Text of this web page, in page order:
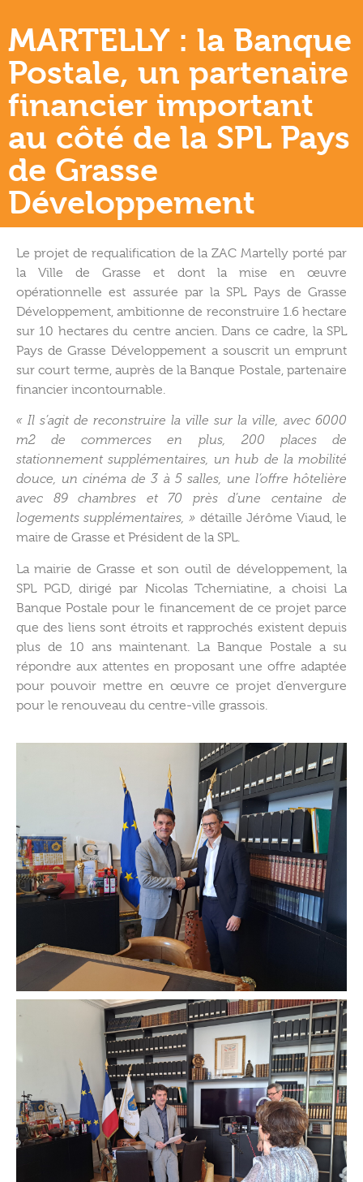
MARTELLY : la Banque
Postale, un partenaire
financier important
au côté de la SPL Pays
de Grasse
Développement
Le projet de requalification de la ZAC Martelly porté par
la Ville de Grasse et dont la mise en œuvre
opérationnelle est assurée par la SPL Pays de Grasse
Développement, ambitionne de reconstruire 1.6 hectare
sur 10 hectares du centre ancien. Dans ce cadre, la SPL
Pays de Grasse Développement a souscrit un emprunt
sur court terme, auprès de la Banque Postale, partenaire
financier incontournable.
« Il s’agit de reconstruire la ville sur la ville, avec 6000
m2 de commerces en plus, 200 places de
stationnement supplémentaires, un hub de la mobilité
douce, un cinéma de 3 à 5 salles, une l’offre hôtelière
avec 89 chambres et 70 près d’une centaine de
logements supplémentaires, » détaille Jérôme Viaud, le
maire de Grasse et Président de la SPL.
La mairie de Grasse et son outil de développement, la
SPL PGD, dirigé par Nicolas Tcherniatine, a choisi La
Banque Postale pour le financement de ce projet parce
que des liens sont étroits et rapprochés existent depuis
plus de 10 ans maintenant. La Banque Postale a su
répondre aux attentes en proposant une offre adaptée
pour pouvoir mettre en œuvre ce projet d’envergure
pour le renouveau du centre-ville grassois.